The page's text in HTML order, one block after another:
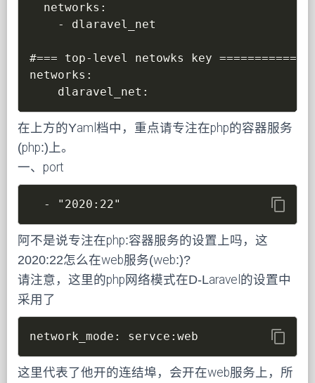
  networks:
    - dlaravel_net
#=== top-level netowks key
networks:
在上方的Yaml档中，重点请专注在php的容器服务
(php:)上。
一、port
content_copy
  - "2020:22"
阿不是说专注在php:容器服务的设置上吗，这
2020:22怎么在web服务(web:)?
请注意，这里的php网络模式在D-Laravel的设置中
采用了
content_copy
network_mode : servce : web
这里代表了他开的连结埠，会开在web服务上，所